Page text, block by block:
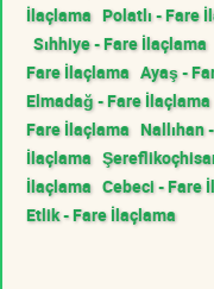
İlaçlama Polatlı - Fare
Sıhhiye - Fare İlaçlama
Fare İlaçlama Ayaş -
Elmadağ - Fare İlaçlama
Fare İlaçlama Nallıhan
İlaçlama
İlaçlama Cebeci - Fare
Etlik - Fare İlaçlama